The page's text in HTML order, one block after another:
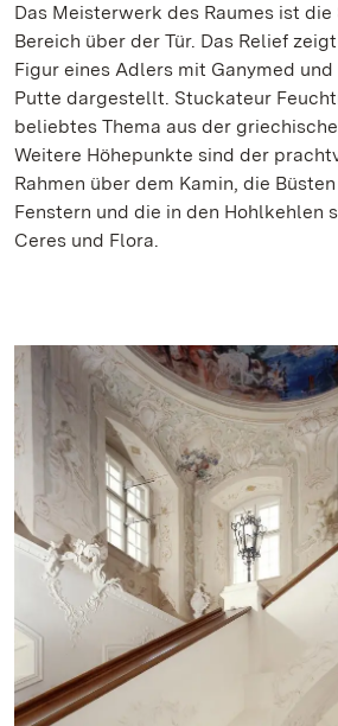
Das Meisterwerk des Raumes ist
Bereich über der Tür. Das Relief
Figur eines Adlers mit Ganymed
Putte dargestellt. Stuckateur
beliebtes Thema aus der
Weitere Höhepunkte sind der
Rahmen über dem Kamin, die
Fenstern und die in den Hohlkehlen
Ceres und Flora.